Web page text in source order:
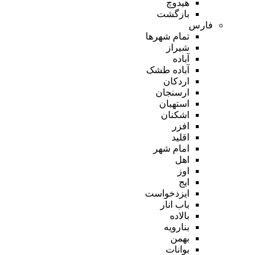
هیدوچ
بازگشت
فارس
تمام شهر‌ها
شیراز
آباده
آباده طشک
اردکان
ارسنجان
استهبان
اشکنان
افزر
اقلید
امام شهر
اهل
اوز
ایج
ایزدخواست
باب انار
بالاده
بنارویه
بهمن
بوانات